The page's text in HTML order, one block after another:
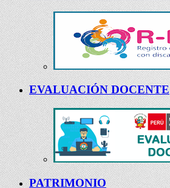
EVALUACIÓN DOCENTE
PATRIMONIO